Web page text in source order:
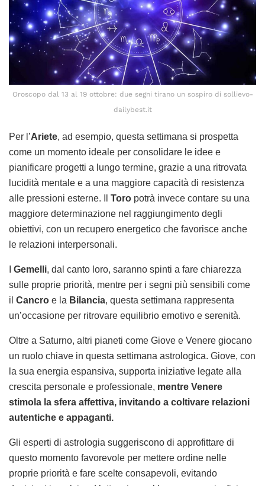
Oroscopo dal 13 al 19 ottobre: due segni tirano un sospiro di sollievo-
dailybest.it
Per l’Ariete, ad esempio, questa settimana si prospetta
come un momento ideale per consolidare le idee e
pianificare progetti a lungo termine, grazie a una ritrovata
lucidità mentale e a una maggiore capacità di resistenza
alle pressioni esterne. Il Toro potrà invece contare su una
maggiore determinazione nel raggiungimento degli
obiettivi, con un recupero energetico che favorisce anche
le relazioni interpersonali.
Gemelli, dal canto loro, saranno spinti a fare chiarezza
sulle proprie priorità, mentre per i segni più sensibili come
il Cancro e la Bilancia, questa settimana rappresenta
un’occasione per ritrovare equilibrio emotivo e serenità.
Oltre a Saturno, altri pianeti come Giove e Venere giocano
un ruolo chiave in questa settimana astrologica. Giove, con
la sua energia espansiva, supporta iniziative legate alla
crescita personale e professionale, mentre Venere
stimola la sfera affettiva, invitando a coltivare relazioni
autentiche e appaganti.
Gli esperti di astrologia suggeriscono di approfittare di
questo momento favorevole per mettere ordine nelle
proprie priorità e fare scelte consapevoli, evitando